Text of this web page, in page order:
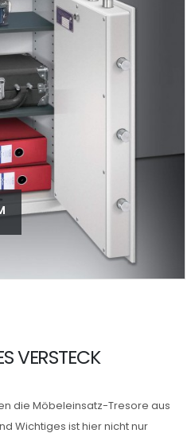
VERSTECK
die Möbeleinsatz-Tresore aus
Wichtiges ist hier nicht nur